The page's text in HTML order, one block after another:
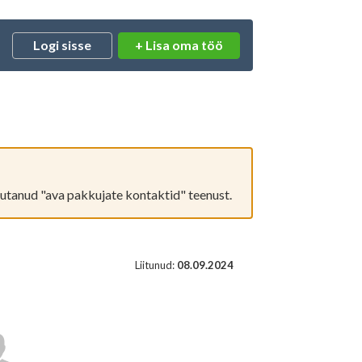
Logi sisse + Lisa oma töö
"ava pakkujate kontaktid" teenust.
Liitunud: 08.09.2024